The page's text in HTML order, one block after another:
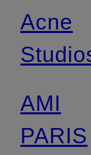
Acne
AMI
PARIS